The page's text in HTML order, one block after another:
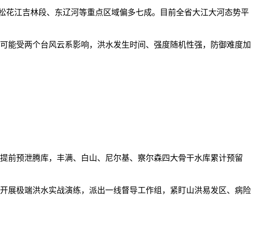
江吉林段、东辽河等重点区域偏多七成。目前全省大江大河态势平
受两个台风云系影响，洪水发生时间、强度随机性强，防御难度加
预泄腾库，丰满、白山、尼尔基、察尔森四大骨干水库累计预留
极端洪水实战演练，派出一线督导工作组，紧盯山洪易发区、病险